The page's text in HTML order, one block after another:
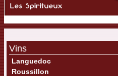
Vins
Languedoc
Roussillon